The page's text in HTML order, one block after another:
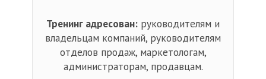
Тренинг адресован: руководителям и
владельцам компаний, руководителям
отделов продаж, маркетологам,
администраторам, продавцам.